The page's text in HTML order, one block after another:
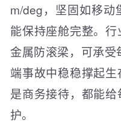
m/deg，坚固如移动
能保持座舱完整。
金属防滚梁，可承
端事故中稳稳撑起
是商务接待，都能
护。